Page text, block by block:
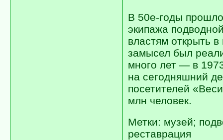
В 50е-годы
экипажа
властям открыть
замысел был
много лет — в
на сегодняшний
посетителей
млн человек.
Метки: музей;
реставрация